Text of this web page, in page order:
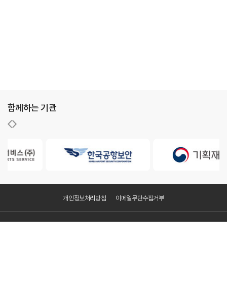
함께하는 기관
개인정보처리방침 이메일무단수집거부